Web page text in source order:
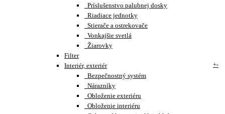
Príslušenstvo palubnej dosky
Riadiace jednotky
Stierače a ostrekovače
Vonkajšie svetlá
Žiarovky
Filter
Interiér, exteriér
+-
Bezpečnostný systém
Nárazníky
Obloženie exteriéru
Obloženie interiéru